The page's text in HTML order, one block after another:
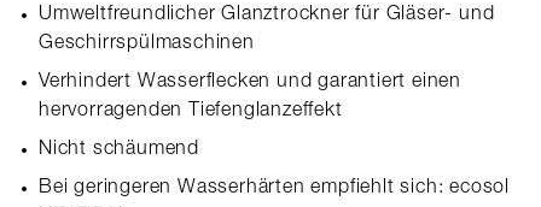
Umweltfreundlicher Glanztrockner für Gläser- und
Geschirrspülmaschinen
Verhindert Wasserflecken und garantiert einen
hervorragenden Tiefenglanzeffekt
Nicht schäumend
Bei geringeren Wasserhärten empfiehlt sich: ecosol